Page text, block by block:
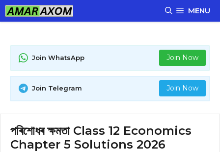
Skip
to
MENU
Join WhatsApp Join Now
Join Telegram Join Now
পৰিশোধৰ ক্ষমতা Class 12 Economics
Chapter 5 Solutions 2026